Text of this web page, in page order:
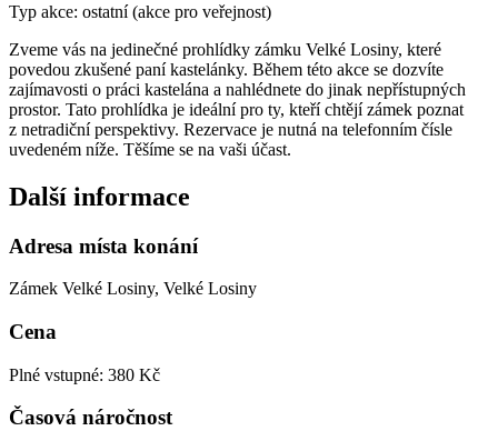
Typ akce: ostatní (akce pro veřejnost)
Zveme vás na jedinečné prohlídky zámku Velké Losiny, které
povedou zkušené paní kastelánky. Během této akce se dozvíte
zajímavosti o práci kastelána a nahlédnete do jinak nepřístupných
prostor. Tato prohlídka je ideální pro ty, kteří chtějí zámek poznat
z netradiční perspektivy. Rezervace je nutná na telefonním čísle
uvedeném níže. Těšíme se na vaši účast.
Další informace
Adresa místa konání
Zámek Velké Losiny, Velké Losiny
Cena
Plné vstupné: 380 Kč
Časová náročnost